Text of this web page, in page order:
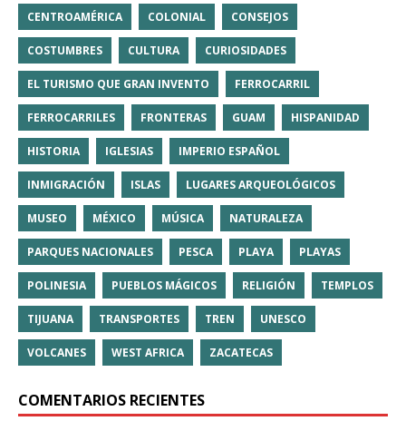
CENTROAMÉRICA COLONIAL CONSEJOS
COSTUMBRES CULTURA CURIOSIDADES
EL TURISMO QUE GRAN INVENTO FERROCARRIL
FERROCARRILES FRONTERAS GUAM HISPANIDAD
HISTORIA IGLESIAS IMPERIO ESPAÑOL
INMIGRACIÓN ISLAS LUGARES ARQUEOLÓGICOS
MUSEO MÉXICO MÚSICA NATURALEZA
PARQUES NACIONALES PESCA PLAYA PLAYAS
POLINESIA PUEBLOS MÁGICOS RELIGIÓN TEMPLOS
TIJUANA TRANSPORTES TREN UNESCO
VOLCANES WEST AFRICA ZACATECAS
COMENTARIOS RECIENTES